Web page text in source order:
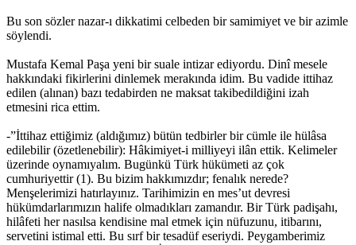
Bu son sözler nazar-ı dikkatimi celbeden bir samimiyet ve bir azimle
söylendi.
Mustafa Kemal Paşa yeni bir suale intizar ediyordu. Dinî mesele
hakkındaki fikirlerini dinlemek merakında idim. Bu vadide ittihaz
edilen (alınan) bazı tedabirden ne maksat takibedildiğini izah
etmesini rica ettim.
-”İttihaz ettiğimiz (aldığımız) bütün tedbirler bir cümle ile hülâsa
edilebilir (özetlenebilir): Hâkimiyet-i milliyeyi ilân ettik. Kelimeler
üzerinde oynamıyalım. Bugünkü Türk hükümeti az çok
cumhuriyettir (1). Bu bizim hakkımızdır; fenalık nerede?
Menşelerimizi hatırlayınız. Tarihimizin en mes’ut devresi
hükümdarlarımızın halife olmadıkları zamandır. Bir Türk padişahı,
hilâfeti her nasılsa kendisine mal etmek için nüfuzunu, itibarını,
servetini istimal etti. Bu sırf bir tesadüf eseriydi. Peygamberimiz